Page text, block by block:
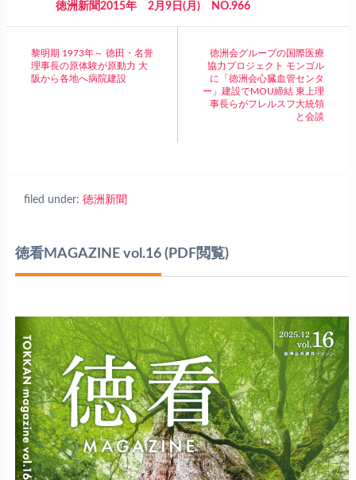
徳洲新聞2015年 2月9日(月) NO.966
黎明期 1973年～ 徳田・名誉
理事長の原体験が原動力 大
阪から各地へ病院建設
徳洲会グループの国際医療
協力プロジェクト モンゴル
に「徳洲会心臓血管センタ
ー」建設でMOU締結 東上理
事長らがフレルスフ大統領
と会談
filed under: 徳洲新聞
徳看MAGAZINE vol.16(PDF閲覧)